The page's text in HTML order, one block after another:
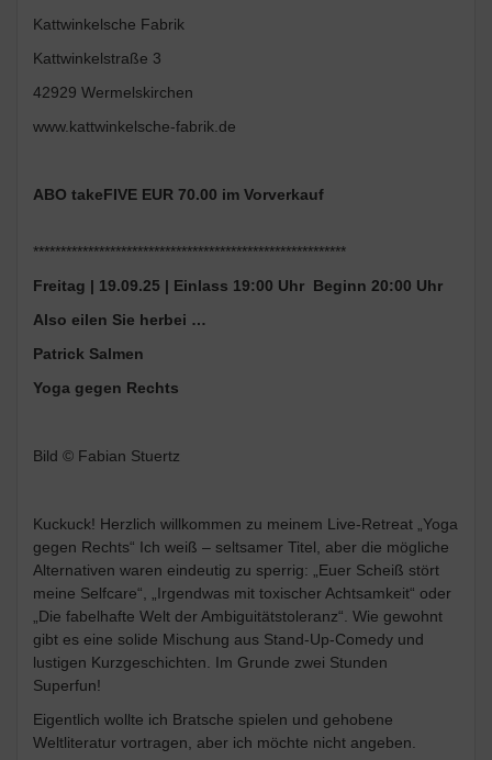
Kattwinkelsche Fabrik
Kattwinkelstraße 3
42929 Wermelskirchen
www.kattwinkelsche-fabrik.de
ABO takeFIVE EUR 70.00 im Vorverkauf
*********************************************************
Freitag | 19.09.25 | Einlass 19:00 Uhr Beginn 20:00 Uhr
Also eilen Sie herbei …
Patrick Salmen
Yoga gegen Rechts
Bild © Fabian Stuertz
Kuckuck! Herzlich willkommen zu meinem Live-Retreat „Yoga
gegen Rechts“ Ich weiß – seltsamer Titel, aber die mögliche
Alternativen waren eindeutig zu sperrig: „Euer Scheiß stört
meine Selfcare“, „Irgendwas mit toxischer Achtsamkeit“ oder
„Die fabelhafte Welt der Ambiguitätstoleranz“. Wie gewohnt
gibt es eine solide Mischung aus Stand-Up-Comedy und
lustigen Kurzgeschichten. Im Grunde zwei Stunden
Superfun!
Eigentlich wollte ich Bratsche spielen und gehobene
Weltliteratur vortragen, aber ich möchte nicht angeben.